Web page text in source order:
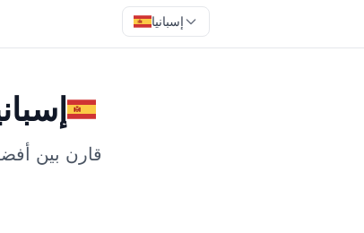
إسبانيا
قارن بين